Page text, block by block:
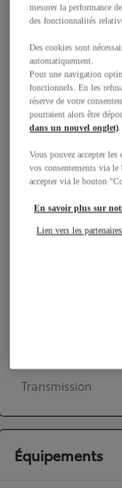
Consommation
Accélération 0-
Transmission
Équipements
mesurer la performance
des fonctionnalités
Des cookies sont
automatiquement.
Pour une navigation
fonctionnels. En les
réserve de votre
pourraient alors être
dans un nouvel onglet).
Vous pouvez accepter
vos consentements via
accepter via le bouton
En savoir plus sur
Lien vers les partenaires